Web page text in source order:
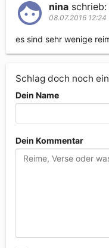
nina schrieb:
08.07.2016 12:24
es sind sehr wenige
Schlag doch noch
Dein Name
Dein Kommentar